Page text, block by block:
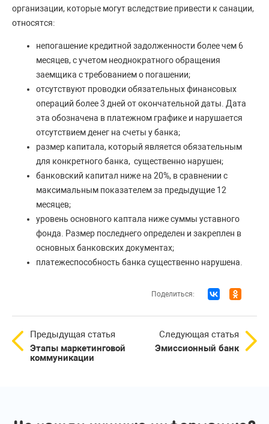
организации, которые могут вследствие привести к санации,
относятся:
непогашение кредитной задолженности более чем 6
месяцев, с учетом неоднократного обращения
заемщика с требованием о погашении;
отсутствуют проводки обязательных финансовых
операций более 3 дней от окончательной даты. Дата
эта обозначена в платежном графике и нарушается
отсутствием денег на счеты у банка;
размер капитала, который является обязательным
для конкретного банка, существенно нарушен;
банковский капитал ниже на 20%, в сравнении с
максимальным показателем за предыдущие 12
месяцев;
уровень основного каптала ниже суммы уставного
фонда. Размер последнего определен и закреплен в
основных банковских документах;
платежеспособность банка существенно нарушена.
Поделиться:
Предыдущая статья
Этапы маркетинговой
коммуникации
Следующая статья
Эмиссионный банк